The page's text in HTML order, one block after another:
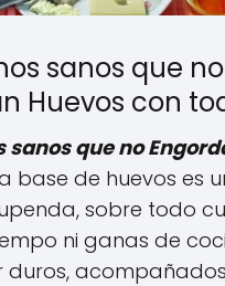
sanos que no
Huevos con
sanos que no
base de huevos es
sobre todo
ni ganas de
duros,